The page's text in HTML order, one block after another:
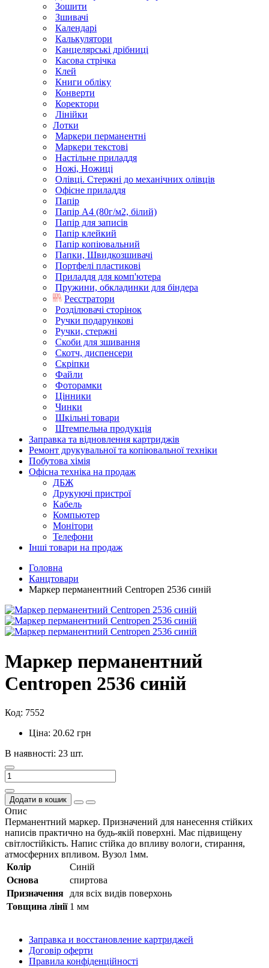
Зошити
Зшивачі
Календарі
Калькулятори
Канцелярські дрібниці
Касова стрічка
Клей
Книги обліку
Конверти
Коректори
Лінійки
Лотки
Маркери перманентні
Маркери текстові
Настільне приладдя
Ножі, Ножиці
Олівці. Стержні до механічних олівців
Офісне приладдя
Папір
Папір А4 (80г/м2, білий)
Папір для записів
Папір клейкий
Папір копіювальний
Папки, Швидкозшивачі
Портфелі пластикові
Приладдя для комп'ютера
Пружини, обкладинки для біндера
Реєстратори
Розділювачі сторінок
Ручки подарункові
Ручки, стержні
Скоби для зшивання
Скотч, диспенсери
Скріпки
Файли
Фоторамки
Цінники
Чинки
Шкільні товари
Штемпельна продукція
Заправка та відновлення картриджів
Ремонт друкувальної та копіювальної техніки
Побутова хімія
Офісна техніка на продаж
ДБЖ
Друкуючі пристрої
Кабель
Компьютер
Монітори
Телефони
Інші товари на продаж
Головна
Канцтовари
Маркер перманентний Centropen 2536 синій
Маркер перманентний
Centropen 2536 синій
Код: 7552
Ціна: 20.62 грн
В наявності: 23 шт.
Додати в кошик
Опис
Перманентний маркер. Призначений для нанесення стійких
написів практично на будь-якій поверхні. Має підвищену
світлостійкість. Напис стійка до впливу вологи, стирання,
атмосферних впливом. Вузол 1мм.
Колір
Синій
Основа
спиртова
Призначення
для всіх видів поверхонь
Товщина лінії 1 мм
Заправка и восстановление картриджей
Договір оферти
Правила конфіденційності